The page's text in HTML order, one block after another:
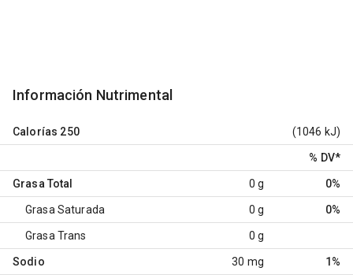
Información Nutrimental
Calorías 250 (1046 kJ)
% DV*
Grasa Total 0 g 0%
Grasa Saturada 0 g 0%
Grasa Trans 0 g
Sodio 30 mg 1%